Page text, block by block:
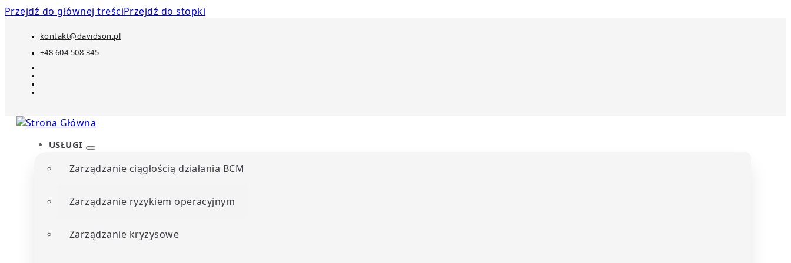
Przejdź do głównej treściPrzejdź do stopki
kontakt@davidson.pl
+48 604 508 345
USŁUGI
Zarządzanie ciągłością działania BCM
Zarządzanie ryzykiem operacyjnym
Zarządzanie kryzysowe